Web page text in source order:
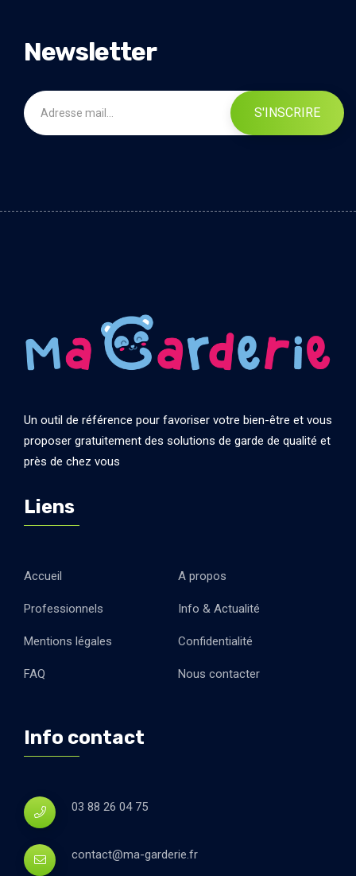
Newsletter
S'INSCRIRE
Un outil de référence pour favoriser votre bien-être et vous
proposer gratuitement des solutions de garde de qualité et
près de chez vous
Liens
Accueil A propos
Professionnels Info & Actualité
Mentions légales Confidentialité
FAQ Nous contacter
Info contact
03 88 26 04 75
contact@ma-garderie.fr